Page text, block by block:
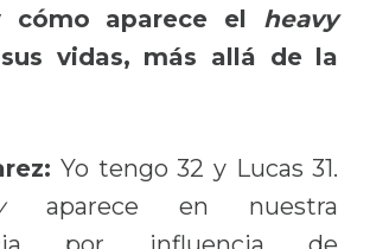
cómo aparece el heavy
vidas, más allá de la
Yo tengo 32 y Lucas 31.
aparece en nuestra